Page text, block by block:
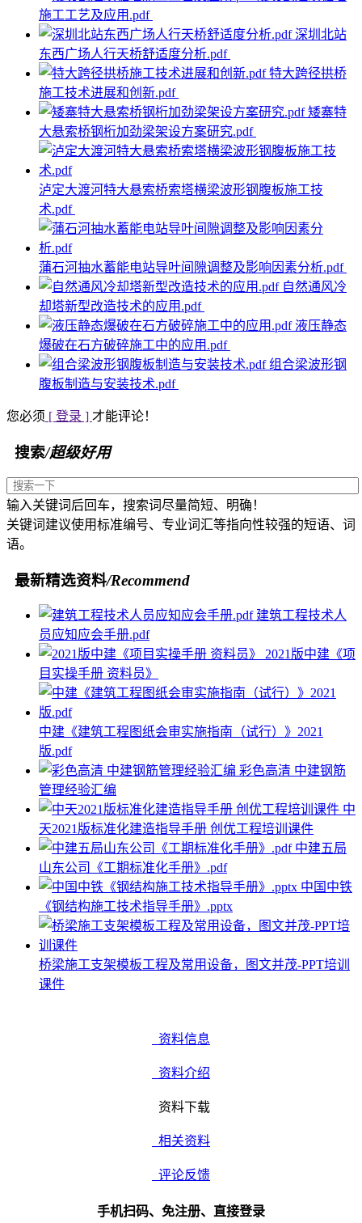
施工工艺及应用.pdf
深圳北站
东西广场人行天桥舒适度分析.pdf
特大跨径拱桥
施工技术进展和创新.pdf
矮寨特
大悬索桥钢桁加劲梁架设方案研究.pdf
泸定大渡河特大悬索桥索塔横梁波形钢腹板施工技
术.pdf
蒲石河抽水蓄能电站导叶间隙调整及影响因素分析.pdf
自然通风冷
却塔新型改造技术的应用.pdf
液压静态
爆破在石方破碎施工中的应用.pdf
组合梁波形钢
腹板制造与安装技术.pdf
您必须 [ 登录 ] 才能评论！
搜索/超级好用
输入关键词后回车，搜索词尽量简短、明确！
关键词建议使用标准编号、专业词汇等指向性较强的短语、词
语。
最新精选资料/Recommend
建筑工程技术人
员应知应会手册.pdf
2021版中建《项
目实操手册 资料员》
中建《建筑工程图纸会审实施指南（试行）》2021
版.pdf
彩色高清 中建钢筋
管理经验汇编
中
天2021版标准化建造指导手册 创优工程培训课件
中建五局
山东公司《工期标准化手册》.pdf
中国中铁
《钢结构施工技术指导手册》.pptx
桥梁施工支架模板工程及常用设备，图文并茂-PPT培训
课件
资料信息
资料介绍
资料下载
相关资料
评论反馈
手机扫码、免注册、直接登录